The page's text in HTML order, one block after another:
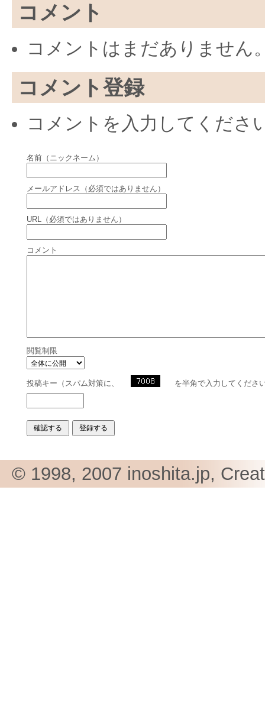
コメント
コメントはまだありません
コメント登録
コメントを入力してくださ
名前（ニックネーム）
メールアドレス（必須ではありません）
URL（必須ではありません）
コメント
閲覧制限
投稿キー（スパム対策に、 を半角で入力してくださ
© 1998, 2007 inoshita.jp,